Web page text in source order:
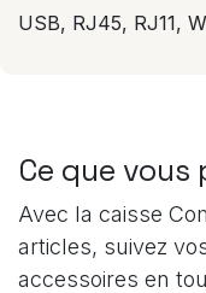
USB, RJ45, RJ11,
Ce que
Avec la caisse
articles, suivez
accessoires en